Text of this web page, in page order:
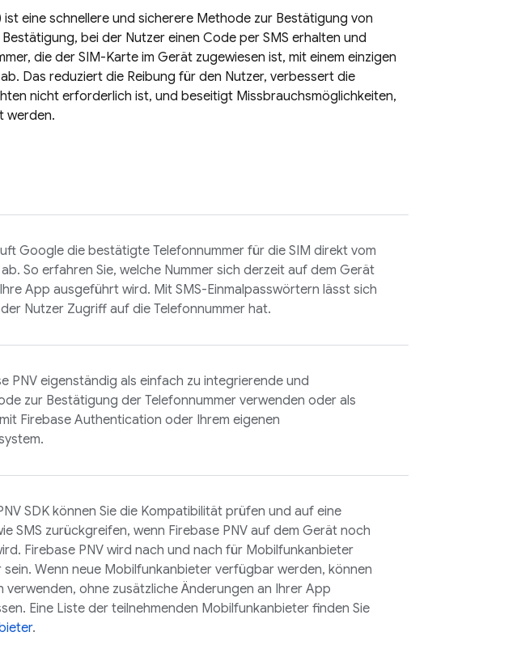
ist eine schnellere und sicherere Methode zur Bestätigung von
bei der Nutzer einen Code per SMS erhalten und
die der SIM-Karte im Gerät zugewiesen ist, mit einem einzigen
Das reduziert die Reibung für den Nutzer, verbessert die
nicht erforderlich ist, und beseitigt Missbrauchsmöglichkeiten,
werden.
Google die bestätigte Telefonnummer für die SIM direkt vom
So erfahren Sie, welche Nummer sich derzeit auf dem Gerät
App ausgeführt wird. Mit SMS-Einmalpasswörtern lässt sich
Nutzer Zugriff auf die Telefonnummer hat.
PNVeigenständig als einfach zu integrierende und
zur Bestätigung der Telefonnummer verwenden oder als
Firebase Authentication oder Ihrem eigenen
SDK können Sie die Kompatibilität prüfen und auf eine
SMS zurückgreifen, wenn Firebase PNV auf dem Gerät noch
Firebase PNV wird nach und nach für Mobilfunkanbieter
Wenn neue Mobilfunkanbieter verfügbar werden, können
verwenden, ohne zusätzliche Änderungen an Ihrer App
Eine Liste der teilnehmenden Mobilfunkanbieter finden Sie
.